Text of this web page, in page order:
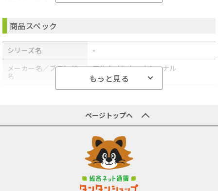
●沖縄・離島への配送料金は別途見積もり（配送不可の場合も有）
となりますのでご了承ください。
●ご注意：掲載している商品がオプション品の場合でも、本体・本
体セットの画像や説明を参照している場合がございます。ご注文前
に商品名・型式・部品番号等を必ずご確認ください。
商品スペック
シリーズ名
-
メーカー名／ブランド
名
アルクインターナショナル
業務用厨房機器・用品
もっと見る
ページトップへ